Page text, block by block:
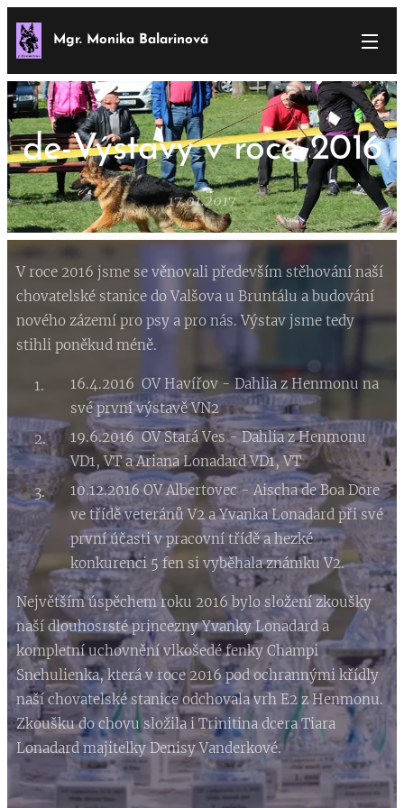
Mgr. Monika Balarinová
de-Výstavy v roce 2016
17.01.2017
V roce 2016 jsme se věnovali především stěhování naší
chovatelské stanice do Valšova u Bruntálu a budování
nového zázemí pro psy a pro nás. Výstav jsme tedy
stihli poněkud méně.
16.4.2016 OV Havířov - Dahlia z Henmonu na
své první výstavě VN2
19.6.2016 OV Stará Ves - Dahlia z Henmonu
VD1, VT a Ariana Lonadard VD1, VT
10.12.2016 OV Albertovec - Aischa de Boa Dore
ve třídě veteránů V2 a Yvanka Lonadard při své
první účasti v pracovní třídě a hezké
konkurenci 5 fen si vyběhala známku V2.
Největším úspěchem roku 2016 bylo složení zkoušky
naší dlouhosrsté princezny Yvanky Lonadard a
kompletní uchovnění vlkošedé fenky Champi
Snehulienka, která v roce 2016 pod ochrannými křídly
naší chovatelské stanice odchovala vrh E2 z Henmonu.
Zkoušku do chovu složila i Trinitina dcera Tiara
Lonadard majitelky Denisy Vanderkové.